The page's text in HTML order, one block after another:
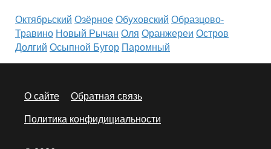
Октябрьский ОзёрноеОбуховский Образцово-
Травино Новый Рычан Оля Оранжереи Остров
Долгий Осыпной Бугор Паромный
О сайте
Обратная связь
Политика конфидициальности